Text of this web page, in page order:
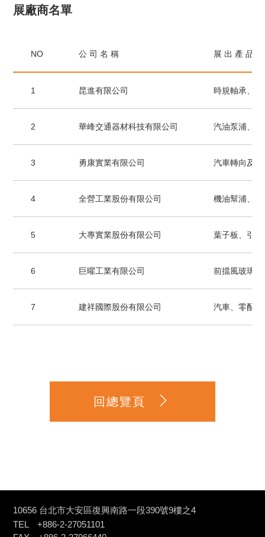
展廠商名單
NO 公 司 名 稱 展 出 產 品
1 昆進有限公司 時規軸承、
2 華峰交通器材科技有限公司 汽油泵浦、
3 勇康實業有限公司 汽車轉向及
4 全營工業股份有限公司 機油幫浦、
5 大專實業股份有限公司 葉子板、引
6 巨曜工業有限公司 前擋風玻璃
7 建祥國際股份有限公司 汽車、零配件
回總覽頁
10656 台北市大安區復興南路一段390號9樓之4
TEL +886-2-27051101